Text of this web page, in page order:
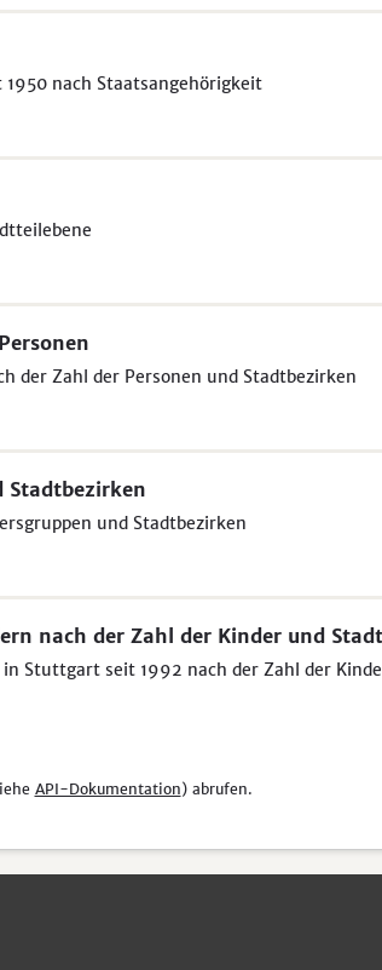
nach Staatsangehörigkeit
der Zahl der Personen und Stadtbezirken
Stadtbezirken
und Stadtbezirken
nach der Zahl der Kinder und
Stuttgart seit 1992 nach der Zahl der
API-Dokumentation) abrufen.